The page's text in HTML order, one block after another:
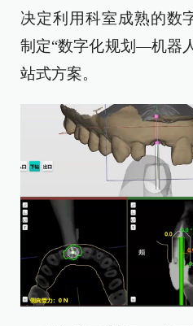
决定利用科室成熟的数
制定“数字化规划—机器
站式方案。